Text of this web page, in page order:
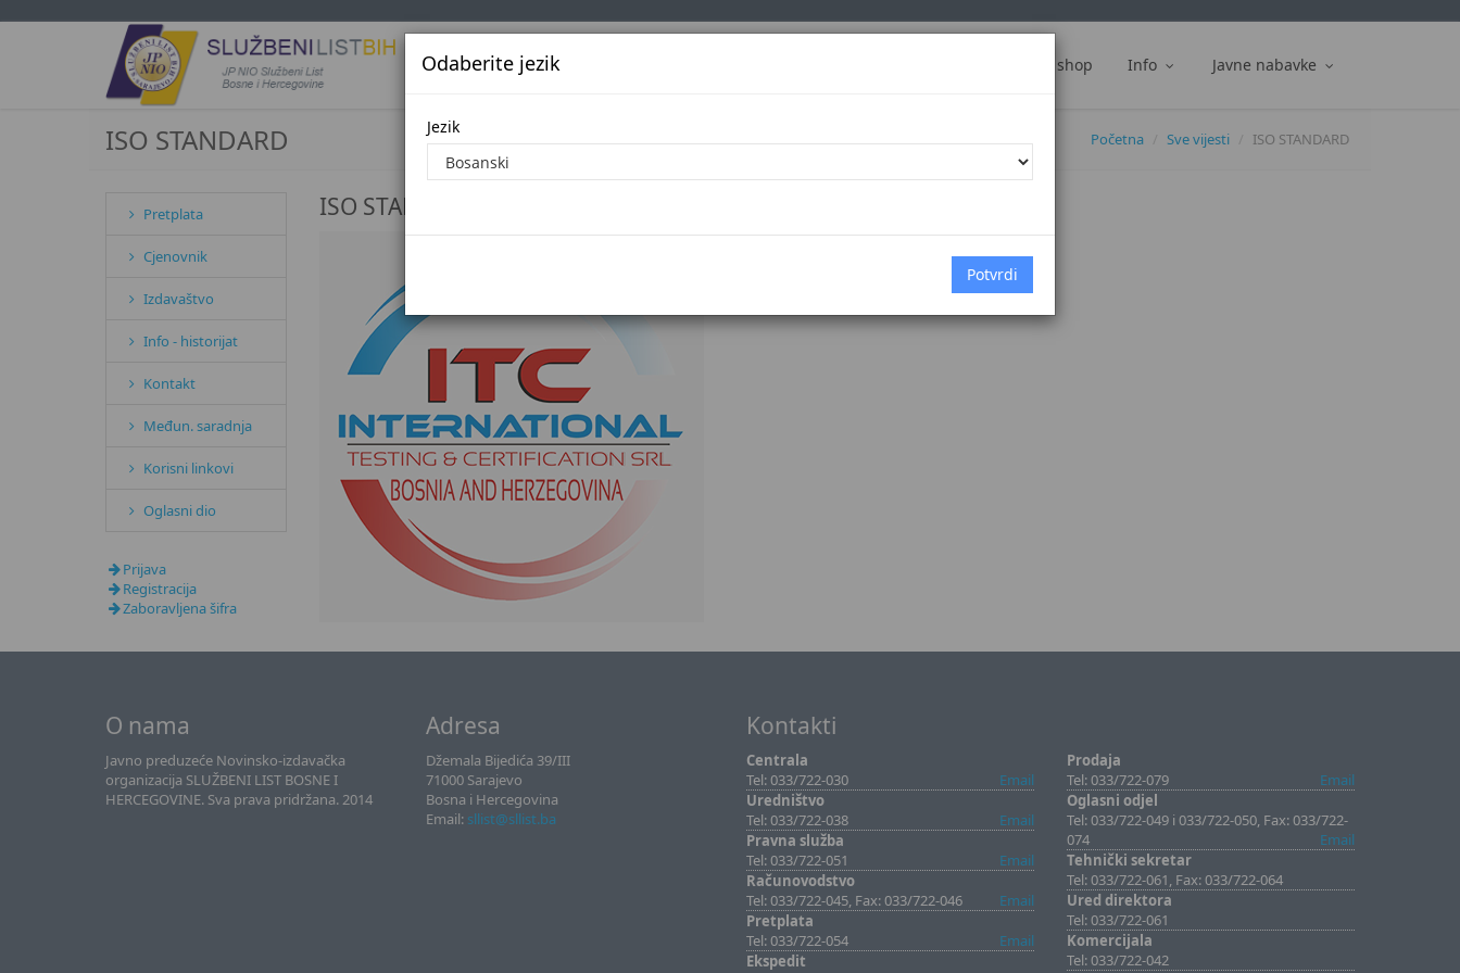
Jezik Službena glasila Web shop Info Javne nabavke
Odaberite jezik
Jezik
ISO STANDARD Početna Sve vijesti ISO STANDARD
Pretplata
Cjenovnik
Izdavaštvo
Info - historijat
Kontakt
Međun. saradnja
Korisni linkovi
Oglasni dio
Prijava
Registracija
Zaboravljena šifra
ISO STANDARD
O nama
Javno preduzeće Novinsko-izdavačka
organizacija SLUŽBENI LIST BOSNE I
HERCEGOVINE. Sva prava pridržana. 2014
Adresa
Džemala Bijedića 39/III
71000 Sarajevo
Bosna i Hercegovina
Email: sllist@sllist.ba
Kontakti
Centrala
Tel: 033/722-030
Email
Uredništvo
Tel: 033/722-038
Email
Pravna služba
Tel: 033/722-051
Email
Računovodstvo
Tel: 033/722-045, Fax: 033/722-046
Email
Pretplata
Tel: 033/722-054
Email
Ekspedit
Prodaja
Tel: 033/722-079
Email
Oglasni odjel
Tel: 033/722-049 i 033/722-050, Fax: 033/722-
074
Email
Tehnički sekretar
Tel: 033/722-061, Fax: 033/722-064
Ured direktora
Tel: 033/722-061
Komercijala
Tel: 033/722-042